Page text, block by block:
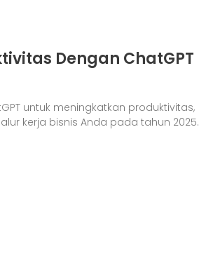
Dengan ChatGPT
untuk meningkatkan produktivitas,
kerja bisnis Anda pada tahun 2025.